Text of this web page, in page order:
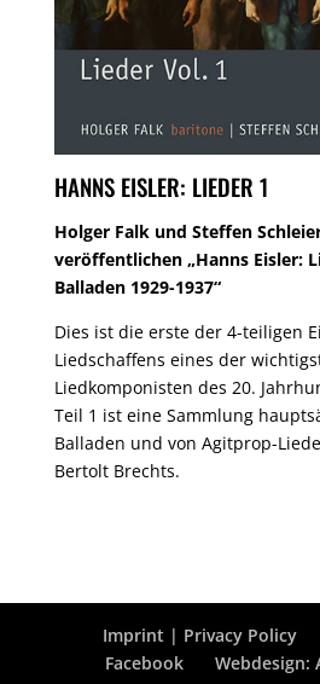
HANNS EISLER: LIEDER 1
Holger Falk und Steffen
veröffentlichen „Hanns Eisler:
Balladen 1929-1937“
Dies ist die erste der 4-teiligen
Liedschaffens eines der
Liedkomponisten des 20.
Teil 1 ist eine Sammlung
Balladen und von Agitprop-
Bertolt Brechts.
Imprint | Privacy Policy
Facebook
Webdesign: